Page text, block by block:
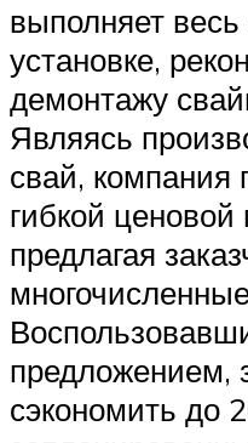
выполняет весь
установке,
демонтажу
Являясь
свай, компания
гибкой ценовой
предлагая
предложением,
сэкономить до